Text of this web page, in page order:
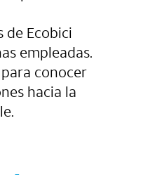
de Ecobici
empleadas.
conocer
hacia la